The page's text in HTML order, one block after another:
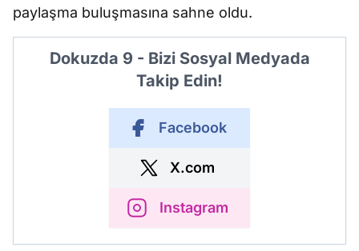
paylaşma buluşmasına sahne oldu.
Dokuzda 9 - Bizi Sosyal Medyada
Takip Edin!
Facebook
X.com
Instagram